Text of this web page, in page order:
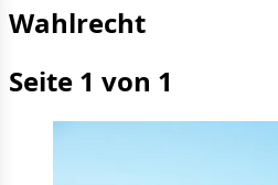
Wahlrecht
Seite 1 von 1